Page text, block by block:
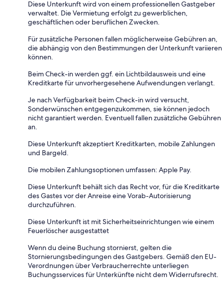
Diese Unterkunft wird von einem professionellen Gastgeber
verwaltet. Die Vermietung erfolgt zu gewerblichen,
geschäftlichen oder beruflichen Zwecken.
Für zusätzliche Personen fallen möglicherweise Gebühren an,
die abhängig von den Bestimmungen der Unterkunft variieren
können.
Beim Check-in werden ggf. ein Lichtbildausweis und eine
Kreditkarte für unvorhergesehene Aufwendungen verlangt.
Je nach Verfügbarkeit beim Check-in wird versucht,
Sonderwünschen entgegenzukommen, sie können jedoch
nicht garantiert werden. Eventuell fallen zusätzliche Gebühren
an.
Diese Unterkunft akzeptiert Kreditkarten, mobile Zahlungen
und Bargeld.
Die mobilen Zahlungsoptionen umfassen: Apple Pay.
Diese Unterkunft behält sich das Recht vor, für die Kreditkarte
des Gastes vor der Anreise eine Vorab-Autorisierung
durchzuführen.
Diese Unterkunft ist mit Sicherheitseinrichtungen wie einem
Feuerlöscher ausgestattet
Wenn du deine Buchung stornierst, gelten die
Stornierungsbedingungen des Gastgebers. Gemäß den EU-
Verordnungen über Verbraucherrechte unterliegen
Buchungsservices für Unterkünfte nicht dem Widerrufsrecht.